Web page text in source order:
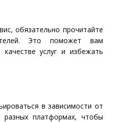
обязательно прочитайте
Это поможет вам
услуг и избежать
в зависимости от
разных платформах, чтобы